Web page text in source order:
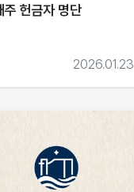
2026.01.23
헌금자 명단